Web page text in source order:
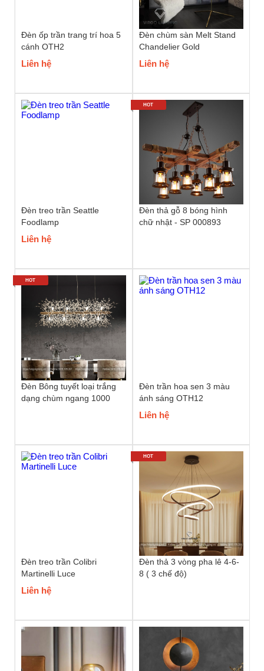
Đèn ốp trần trang trí hoa 5
cánh OTH2
Liên hệ
Đèn chùm sàn Melt Stand
Chandelier Gold
Liên hệ
Đèn treo trần Seattle
Foodlamp
Liên hệ
Đèn thả gỗ 8 bóng hình
chữ nhật - SP 000893
HOT
Đèn Bông tuyết loại trắng
dạng chùm ngang 1000
HOT
Đèn trần hoa sen 3 màu
ánh sáng OTH12
Liên hệ
Đèn treo trần Colibri
Martinelli Luce
Liên hệ
Đèn thả 3 vòng pha lê 4-6-
8 ( 3 chế độ)
HOT